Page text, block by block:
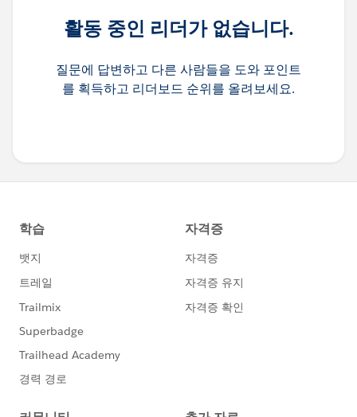
활동 중인 리더가 없습니다.
질문에 답변하고 다른 사람들을 도와 포인트
를 획득하고 리더보드 순위를 올려보세요.